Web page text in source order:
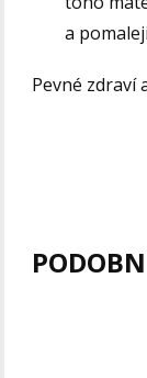
a
Pevné zdraví